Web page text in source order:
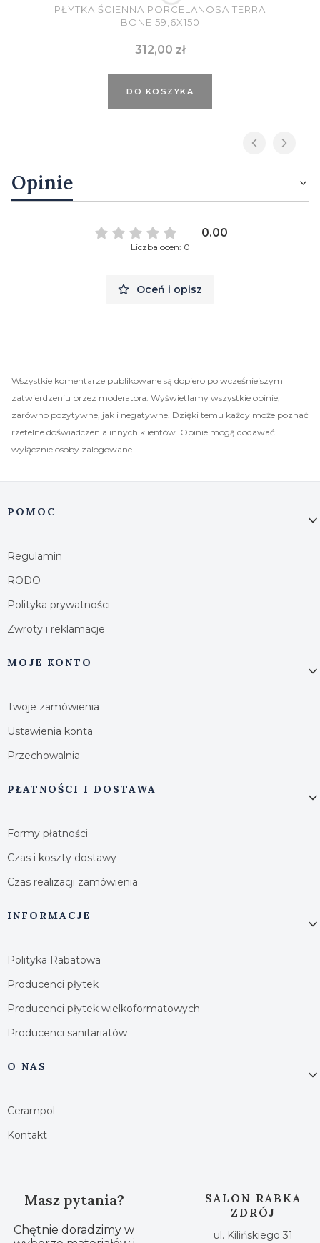
PŁYTKA ŚCIENNA PORCELANOSA TERRA
BONE 59,6X150
Cena
312,00 zł
DO KOSZYKA
Opinie
0.00
Liczba ocen: 0
Oceń i opisz
Wszystkie komentarze publikowane są dopiero po wcześniejszym
zatwierdzeniu przez moderatora. Wyświetlamy wszystkie opinie,
zarówno pozytywne, jak i negatywne. Dzięki temu każdy może poznać
rzetelne doświadczenia innych klientów. Opinie mogą dodawać
wyłącznie osoby zalogowane.
Linki w stopce
POMOC
Regulamin
RODO
Polityka prywatności
Zwroty i reklamacje
MOJE KONTO
Twoje zamówienia
Ustawienia konta
Przechowalnia
PŁATNOŚCI I DOSTAWA
Formy płatności
Czas i koszty dostawy
Czas realizacji zamówienia
INFORMACJE
Polityka Rabatowa
Producenci płytek
Producenci płytek wielkoformatowych
Producenci sanitariatów
O NAS
Cerampol
Kontakt
Masz pytania?
Chętnie doradzimy w
SALON RABKA
ZDRÓJ
ul. Kilińskiego 31